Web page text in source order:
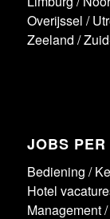
Overijssel /
Zeeland /
JOBS
Bediening /
Hotel
Management